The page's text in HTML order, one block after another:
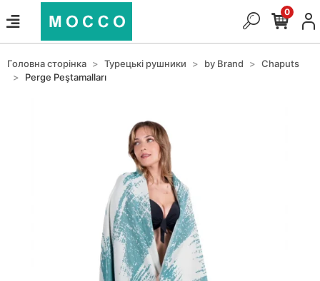
0
Головна сторінка Турецькі рушники by Brand
Chaputs
Perge Peştamalları